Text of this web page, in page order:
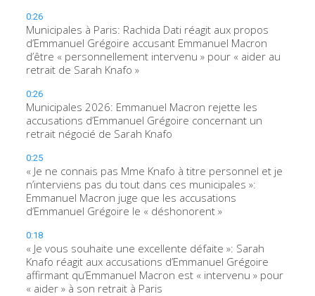
0:26
Municipales à Paris: Rachida Dati réagit aux propos
d’Emmanuel Grégoire accusant Emmanuel Macron
d’être « personnellement intervenu » pour « aider au
retrait de Sarah Knafo »
0:26
Municipales 2026: Emmanuel Macron rejette les
accusations d’Emmanuel Grégoire concernant un
retrait négocié de Sarah Knafo
0:25
« Je ne connais pas Mme Knafo à titre personnel et je
n’interviens pas du tout dans ces municipales »:
Emmanuel Macron juge que les accusations
d’Emmanuel Grégoire le « déshonorent »
0:18
« Je vous souhaite une excellente défaite »: Sarah
Knafo réagit aux accusations d’Emmanuel Grégoire
affirmant qu’Emmanuel Macron est « intervenu » pour
« aider » à son retrait à Paris